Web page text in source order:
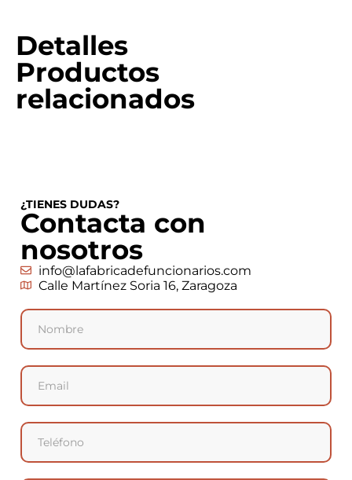
Detalles
Productos
relacionados
¿TIENES DUDAS?
Contacta con
nosotros
info@lafabricadefuncionarios.com
Calle Martínez Soria 16, Zaragoza